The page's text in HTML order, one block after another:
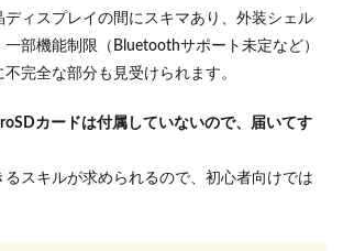
ディスプレイの間にスキマあり、外装シェル
部機能制限（Bluetoothサポート未定など）
完全な部分も見受けられます。
カードは付属していないので、届いてす
るスキルが求められるので、初心者向けでは